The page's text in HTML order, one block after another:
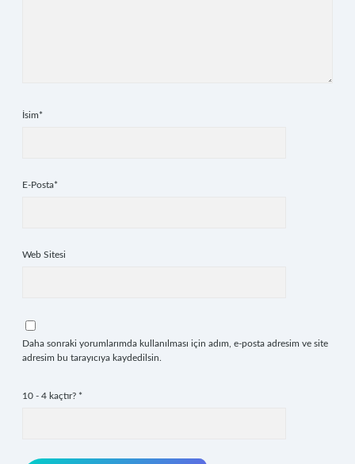
İsim*
E-Posta*
Web Sitesi
Daha sonraki yorumlarımda kullanılması için adım, e-posta adresim ve site
adresim bu tarayıcıya kaydedilsin.
10 - 4 kaçtır? *